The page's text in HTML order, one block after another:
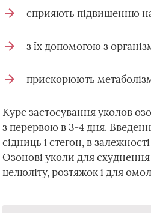
сприяють підвищенню
з їх допомогою з
прискорюють
Курс застосування уколов
з перервою в 3-4 дня.
сідниць і стегон, в
Озонові уколи для схуднення
целюліту, розтяжок і для